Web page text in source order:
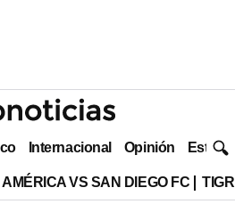
Internacional Opinión Estilo
AMÉRICA VS SAN DIEGO FC